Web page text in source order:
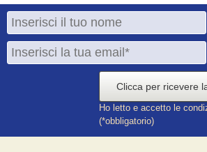
Clicca per ricevere
Ho letto e accetto le
(*obbligatorio)